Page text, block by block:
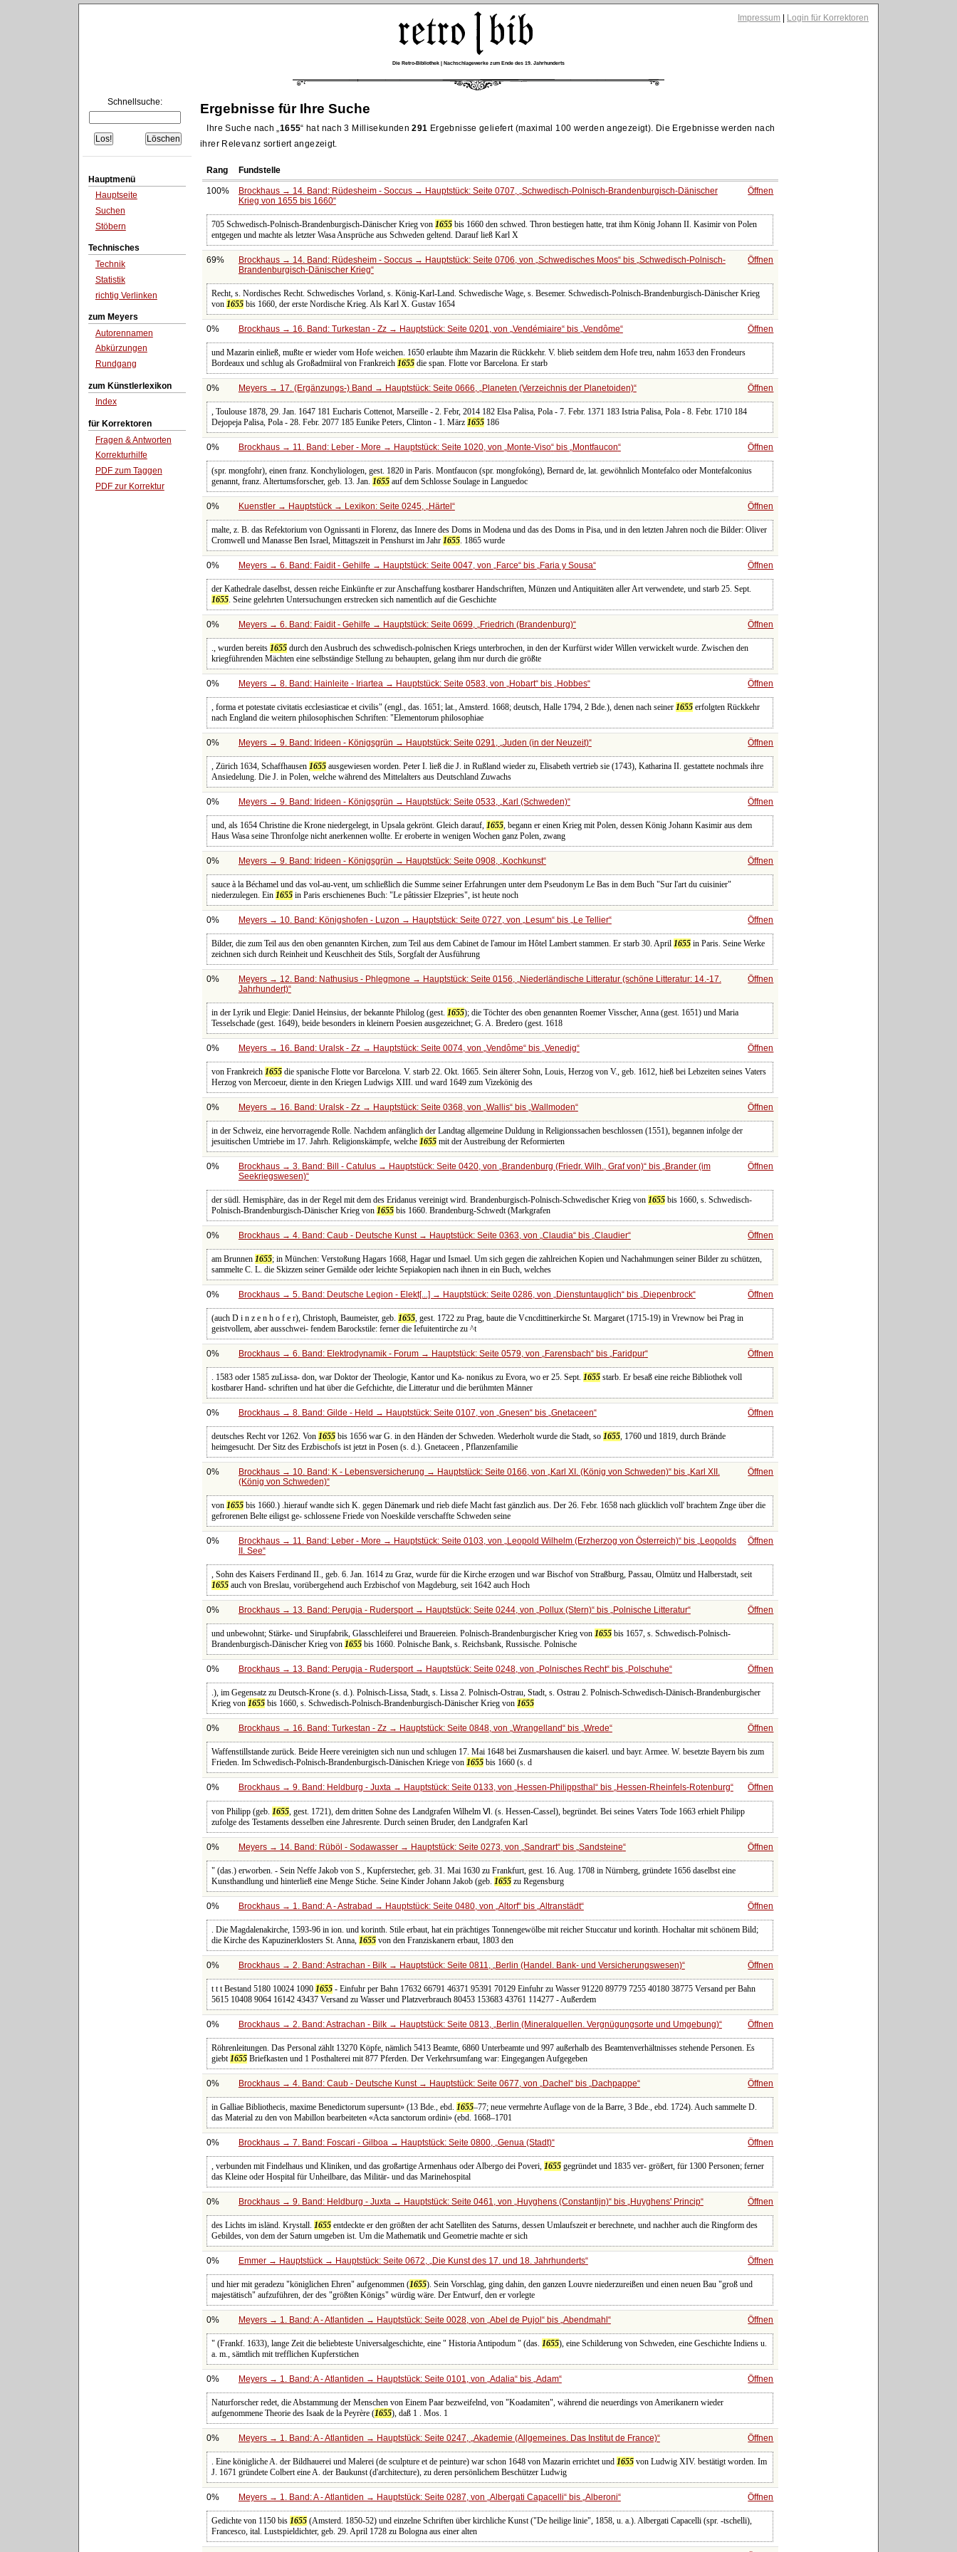
Impressum Login für Korrektoren
Die Retro-Bibliothek | Nachschlagewerke zum Ende des 19. Jahrhunderts
Schnellsuche:
Hauptmenü
Hauptseite
Suchen
Stöbern
Technisches
Technik
Statistik
richtig Verlinken
zum Meyers
Autorennamen
Abkürzungen
Rundgang
zum Künstlerlexikon
Index
für Korrektoren
Fragen & Antworten
Korrekturhilfe
PDF zum Taggen
PDF zur Korrektur
Ergebnisse für Ihre Suche
Ihre Suche nach 1655 hat nach 3 Millisekunden291 Ergebnisse geliefert (maximal 100 werden angezeigt). Die Ergebnisse werden nach
ihrer Relevanz sortiert angezeigt.
Rang Fundstelle
100% Brockhaus → 14. Band: Rüdesheim - Soccus → Hauptstück: Seite 0707, Schwedisch-Polnisch-Brandenburgisch-Dänischer
Krieg von 1655 bis 1660
Öffnen
705 Schwedisch-Polnisch-Brandenburgisch-Dänischer Krieg von1655 bis 1660 den schwed. Thron bestiegen hatte, trat ihm König Johann II. Kasimir von Polen
entgegen und machte als letzter Wasa Ansprüche aus Schweden geltend. Darauf ließ Karl X
69% Brockhaus → 14. Band: Rüdesheim - Soccus → Hauptstück: Seite 0706, von Schwedisches Moos bis Schwedisch-Polnisch-
Brandenburgisch-Dänischer Krieg
Öffnen
Recht, s. Nordisches Recht. Schwedisches Vorland, s. König-Karl-Land. Schwedische Wage, s. Besemer. Schwedisch-Polnisch-Brandenburgisch-Dänischer Krieg
von1655 bis 1660, der erste Nordische Krieg. Als Karl X. Gustav 1654
0% Brockhaus → 16. Band: Turkestan - Zz → Hauptstück: Seite 0201, von Vendémiaire bis Vendôme Öffnen
und Mazarin einließ, mußte er wieder vom Hofe weichen. 1650 erlaubte ihm Mazarin die Rückkehr. V. blieb seitdem dem Hofe treu, nahm 1653 den Frondeurs
Bordeaux und schlug als Großadmiiral von Frankreich1655 die span. Flotte vor Barcelona. Er starb
0% Meyers → 17. (Ergänzungs-) Band → Hauptstück: Seite 0666, Planeten (Verzeichnis der Planetoiden) Öffnen
, Toulouse 1878, 29. Jan. 1647 181 Eucharis Cottenot, Marseille - 2. Febr, 2014 182 Elsa Palisa, Pola - 7. Febr. 1371 183 Istria Palisa, Pola - 8. Febr. 1710 184
Dejopeja Palisa, Pola - 28. Febr. 2077 185 Eunike Peters, Clinton - 1. März1655 186
0% Brockhaus → 11. Band: Leber - More → Hauptstück: Seite 1020, von Monte-Viso bis Montfaucon Öffnen
(spr. mongfohr), einen franz. Konchyliologen, gest. 1820 in Paris. Montfaucon (spr. mongfokóng), Bernard de, lat. gewöhnlich Montefalco oder Montefalconius
genannt, franz. Altertumsforscher, geb. 13. Jan.1655 auf dem Schlosse Soulage in Languedoc
0% Kuenstler → Hauptstück → Lexikon: Seite 0245, Härtel Öffnen
malte, z. B. das Refektorium von Ognissanti in Florenz, das Innere des Doms in Modena und das des Doms in Pisa, und in den letzten Jahren noch die Bilder: Oliver
Cromwell und Manasse Ben Israel, Mittagszeit in Penshurst im Jahr1655. 1865 wurde
0% Meyers → 6. Band: Faidit - Gehilfe → Hauptstück: Seite 0047, von Farce bis Faria y Sousa Öffnen
der Kathedrale daselbst, dessen reiche Einkünfte er zur Anschaffung kostbarer Handschriften, Münzen und Antiquitäten aller Art verwendete, und starb 25. Sept.
1655. Seine gelehrten Untersuchungen erstrecken sich namentlich auf die Geschichte
0% Meyers → 6. Band: Faidit - Gehilfe → Hauptstück: Seite 0699, Friedrich (Brandenburg) Öffnen
., wurden bereits1655 durch den Ausbruch des schwedisch-polnischen Kriegs unterbrochen, in den der Kurfürst wider Willen verwickelt wurde. Zwischen den
kriegführenden Mächten eine selbständige Stellung zu behaupten, gelang ihm nur durch die größte
0% Meyers → 8. Band: Hainleite - Iriartea → Hauptstück: Seite 0583, von Hobart bis Hobbes Öffnen
, forma et potestate civitatis ecclesiasticae et civilis" (engl., das. 1651; lat., Amsterd. 1668; deutsch, Halle 1794, 2 Bde.), denen nach seiner1655 erfolgten Rückkehr
nach England die weitern philosophischen Schriften: "Elementorum philosophiae
0% Meyers → 9. Band: Irideen - Königsgrün → Hauptstück: Seite 0291, Juden (in der Neuzeit) Öffnen
, Zürich 1634, Schaffhausen1655 ausgewiesen worden. Peter I. ließ die J. in Rußland wieder zu, Elisabeth vertrieb sie (1743), Katharina II. gestattete nochmals ihre
Ansiedelung. Die J. in Polen, welche während des Mittelalters aus Deutschland Zuwachs
0% Meyers → 9. Band: Irideen - Königsgrün → Hauptstück: Seite 0533, Karl (Schweden) Öffnen
und, als 1654 Christine die Krone niedergelegt, in Upsala gekrönt. Gleich darauf,1655, begann er einen Krieg mit Polen, dessen König Johann Kasimir aus dem
Haus Wasa seine Thronfolge nicht anerkennen wollte. Er eroberte in wenigen Wochen ganz Polen, zwang
0% Meyers → 9. Band: Irideen - Königsgrün → Hauptstück: Seite 0908, Kochkunst Öffnen
sauce à la Béchamel und das vol-au-vent, um schließlich die Summe seiner Erfahrungen unter dem Pseudonym Le Bas in dem Buch "Sur l'art du cuisinier"
niederzulegen. Ein1655 in Paris erschienenes Buch: "Le pâtissier Elzepries", ist heute noch
0% Meyers → 10. Band: Königshofen - Luzon → Hauptstück: Seite 0727, von Lesum bis Le Tellier Öffnen
Bilder, die zum Teil aus den oben genannten Kirchen, zum Teil aus dem Cabinet de l'amour im Hôtel Lambert stammen. Er starb 30. April1655 in Paris. Seine Werke
zeichnen sich durch Reinheit und Keuschheit des Stils, Sorgfalt der Ausführung
0% Meyers → 12. Band: Nathusius - Phlegmone → Hauptstück: Seite 0156, Niederländische Litteratur (schöne Litteratur: 14.-17.
Jahrhundert)
Öffnen
in der Lyrik und Elegie: Daniel Heinsius, der bekannte Philolog (gest.1655); die Töchter des oben genannten Roemer Visscher, Anna (gest. 1651) und Maria
Tesselschade (gest. 1649), beide besonders in kleinern Poesien ausgezeichnet; G. A. Bredero (gest. 1618
0% Meyers → 16. Band: Uralsk - Zz → Hauptstück: Seite 0074, von Vendôme bis Venedig Öffnen
von Frankreich1655 die spanische Flotte vor Barcelona. V. starb 22. Okt. 1665. Sein älterer Sohn, Louis, Herzog von V., geb. 1612, hieß bei Lebzeiten seines Vaters
Herzog von Mercoeur, diente in den Kriegen Ludwigs XIII. und ward 1649 zum Vizekönig des
0% Meyers → 16. Band: Uralsk - Zz → Hauptstück: Seite 0368, von Wallis bis Wallmoden Öffnen
in der Schweiz, eine hervorragende Rolle. Nachdem anfänglich der Landtag allgemeine Duldung in Religionssachen beschlossen (1551), begannen infolge der
jesuitischen Umtriebe im 17. Jahrh. Religionskämpfe, welche1655 mit der Austreibung der Reformierten
0% Brockhaus → 3. Band: Bill - Catulus → Hauptstück: Seite 0420, von Brandenburg (Friedr. Wilh., Graf von) bis Brander (im
Seekriegswesen)
Öffnen
der südl. Hemisphäre, das in der Regel mit dem des Eridanus vereinigt wird. Brandenburgisch-Polnisch-Schwedischer Krieg von1655 bis 1660, s. Schwedisch-
Polnisch-Brandenburgisch-Dänischer Krieg von1655 bis 1660. Brandenburg-Schwedt (Markgrafen
0% Brockhaus → 4. Band: Caub - Deutsche Kunst → Hauptstück: Seite 0363, von Claudia bis Claudier Öffnen
am Brunnen1655; in München: Verstoßung Hagars 1668, Hagar und Ismael. Um sich gegen die zahlreichen Kopien und Nachahmungen seiner Bilder zu schützen,
sammelte C. L. die Skizzen seiner Gemälde oder leichte Sepiakopien nach ihnen in ein Buch, welches
0% Brockhaus → 5. Band: Deutsche Legion - Elekt[...] → Hauptstück: Seite 0286, von Dienstuntauglich bis Diepenbrock Öffnen
(auch D i n z e n h o f e r), Christoph, Baumeister, geb.1655, gest. 1722 zu Prag, baute die Vcncdittinerkirche St. Margaret (1715-19) in Vrewnow bei Prag in
geistvollem, aber ausschwei- fendem Barockstile: ferner die Iefuitentirche zu ^t
0% Brockhaus → 6. Band: Elektrodynamik - Forum → Hauptstück: Seite 0579, von Farensbach bis Faridpur Öffnen
. 1583 oder 1585 zuLissa- don, war Doktor der Theologie, Kantor und Ka- nonikus zu Evora, wo er 25. Sept.1655 starb. Er besaß eine reiche Bibliothek voll
kostbarer Hand- schriften und hat über die Gefchichte, die Litteratur und die berühmten Männer
0% Brockhaus → 8. Band: Gilde - Held → Hauptstück: Seite 0107, von Gnesen bis Gnetaceen Öffnen
deutsches Recht vor 1262. Von1655 bis 1656 war G. in den Händen der Schweden. Wiederholt wurde die Stadt, so1655, 1760 und 1819, durch Brände
heimgesucht. Der Sitz des Erzbischofs ist jetzt in Posen (s. d.). Gnetaceen , Pflanzenfamilie
0% Brockhaus → 10. Band: K - Lebensversicherung → Hauptstück: Seite 0166, von Karl XI. (König von Schweden) bis Karl XII.
(König von Schweden)
Öffnen
von1655 bis 1660.) .hierauf wandte sich K. gegen Dänemark und rieb diefe Macht fast gänzlich aus. Der 26. Febr. 1658 nach glücklich voll' brachtem Znge über die
gefrorenen Belte eiligst ge- schlossene Friede von Noeskilde verschaffte Schweden seine
0% Brockhaus → 11. Band: Leber - More → Hauptstück: Seite 0103, von Leopold Wilhelm (Erzherzog von Österreich) bis Leopolds
II. See
Öffnen
, Sohn des Kaisers Ferdinand II., geb. 6. Jan. 1614 zu Graz, wurde für die Kirche erzogen und war Bischof von Straßburg, Passau, Olmütz und Halberstadt, seit
1655 auch von Breslau, vorübergehend auch Erzbischof von Magdeburg, seit 1642 auch Hoch
0% Brockhaus → 13. Band: Perugia - Rudersport → Hauptstück: Seite 0244, von Pollux (Stern) bis Polnische Litteratur Öffnen
und unbewohnt; Stärke- und Sirupfabrik, Glasschleiferei und Brauereien. Polnisch-Brandenburgischer Krieg von1655 bis 1657, s. Schwedisch-Polnisch-
Brandenburgisch-Dänischer Krieg von1655 bis 1660. Polnische Bank, s. Reichsbank, Russische. Polnische
0% Brockhaus → 13. Band: Perugia - Rudersport → Hauptstück: Seite 0248, von Polnisches Recht bis Polschuhe Öffnen
.), im Gegensatz zu Deutsch-Krone (s. d.). Polnisch-Lissa, Stadt, s. Lissa 2. Polnisch-Ostrau, Stadt, s. Ostrau 2. Polnisch-Schwedisch-Dänisch-Brandenburgischer
Krieg von1655 bis 1660, s. Schwedisch-Polnisch-Brandenburgisch-Dänischer Krieg von1655
0% Brockhaus → 16. Band: Turkestan - Zz → Hauptstück: Seite 0848, von Wrangelland bis Wrede Öffnen
Waffenstillstande zurück. Beide Heere vereinigten sich nun und schlugen 17. Mai 1648 bei Zusmarshausen die kaiserl. und bayr. Armee. W. besetzte Bayern bis zum
Frieden. Im Schwedisch-Polnisch-Brandenburgisch-Dänischen Kriege von1655 bis 1660 (s. d
0% Brockhaus → 9. Band: Heldburg - Juxta → Hauptstück: Seite 0133, von Hessen-Philippsthal bis Hessen-Rheinfels-Rotenburg Öffnen
von Philipp (geb.1655, gest. 1721), dem dritten Sohne des Landgrafen Wilhelm Ⅵ. (s. Hessen-Cassel), begründet. Bei seines Vaters Tode 1663 erhielt Philipp
zufolge des Testaments desselben eine Jahresrente. Durch seinen Bruder, den Landgrafen Karl
0% Meyers → 14. Band: Rüböl - Sodawasser → Hauptstück: Seite 0273, von Sandrart bis Sandsteine Öffnen
" (das.) erworben. - Sein Neffe Jakob von S., Kupferstecher, geb. 31. Mai 1630 zu Frankfurt, gest. 16. Aug. 1708 in Nürnberg, gründete 1656 daselbst eine
Kunsthandlung und hinterließ eine Menge Stiche. Seine Kinder Johann Jakob (geb.1655 zu Regensburg
0% Brockhaus → 1. Band: A - Astrabad → Hauptstück: Seite 0480, von Altorf bis Altranstädt Öffnen
. Die Magdalenakirche, 1593-96 in ion. und korinth. Stile erbaut, hat ein prächtiges Tonnengewölbe mit reicher Stuccatur und korinth. Hochaltar mit schönem Bild;
die Kirche des Kapuzinerklosters St. Anna,1655 von den Franziskanern erbaut, 1803 den
0% Brockhaus → 2. Band: Astrachan - Bilk → Hauptstück: Seite 0811, Berlin (Handel. Bank- und Versicherungswesen) Öffnen
t t t Bestand 5180 10024 10901655 - Einfuhr per Bahn 17632 66791 46371 95391 70129 Einfuhr zu Wasser 91220 89779 7255 40180 38775 Versand per Bahn
5615 10408 9064 16142 43437 Versand zu Wasser und Platzverbrauch 80453 153683 43761 114277 - Außerdem
0% Brockhaus → 2. Band: Astrachan - Bilk → Hauptstück: Seite 0813, Berlin (Mineralquellen. Vergnügungsorte und Umgebung) Öffnen
Röhrenleitungen. Das Personal zählt 13270 Köpfe, nämlich 5413 Beamte, 6860 Unterbeamte und 997 außerhalb des Beamtenverhältnisses stehende Personen. Es
giebt1655 Briefkasten und 1 Posthalterei mit 877 Pferden. Der Verkehrsumfang war: Eingegangen Aufgegeben
0% Brockhaus → 4. Band: Caub - Deutsche Kunst → Hauptstück: Seite 0677, von Dachel bis Dachpappe Öffnen
in Galliae Bibliothecis, maxime Benedictorum supersunt» (13 Bde., ebd.1655–77; neue vermehrte Auflage von de la Barre, 3 Bde., ebd. 1724). Auch sammelte D.
das Material zu den von Mabillon bearbeiteten «Acta sanctorum ordini» (ebd. 1668–1701
0% Brockhaus → 7. Band: Foscari - Gilboa → Hauptstück: Seite 0800, Genua (Stadt) Öffnen
, verbunden mit Findelhaus und Kliniken, und das großartige Armenhaus oder Albergo dei Poveri,1655 gegründet und 1835 ver- größert, für 1300 Personen; ferner
das Kleine oder Hospital für Unheilbare, das Militär- und das Marinehospital
0% Brockhaus → 9. Band: Heldburg - Juxta → Hauptstück: Seite 0461, von Huyghens (Constantijn) bis Huyghens' Princip Öffnen
des Lichts im isländ. Krystall.1655 entdeckte er den größten der acht Satelliten des Saturns, dessen Umlaufszeit er berechnete, und nachher auch die Ringform des
Gebildes, von dem der Saturn umgeben ist. Um die Mathematik und Geometrie machte er sich
0% Emmer → Hauptstück → Hauptstück: Seite 0672, Die Kunst des 17. und 18. Jahrhunderts Öffnen
und hier mit geradezu "königlichen Ehren" aufgenommen (1655). Sein Vorschlag, ging dahin, den ganzen Louvre niederzureißen und einen neuen Bau "groß und
majestätisch" aufzuführen, der des "größten Königs" würdig wäre. Der Entwurf, den er vorlegte
0% Meyers → 1. Band: A - Atlantiden → Hauptstück: Seite 0028, von Abel de Pujol bis Abendmahl Öffnen
" (Frankf. 1633), lange Zeit die beliebteste Universalgeschichte, eine " Historia Antipodum " (das.1655), eine Schilderung von Schweden, eine Geschichte Indiens u.
a. m., sämtlich mit trefflichen Kupferstichen
0% Meyers → 1. Band: A - Atlantiden → Hauptstück: Seite 0101, von Adalia bis Adam Öffnen
Naturforscher redet, die Abstammung der Menschen von Einem Paar bezweifelnd, von "Koadamiten", während die neuerdings von Amerikanern wieder
aufgenommene Theorie des Isaak de la Peyrère (1655), daß 1 . Mos. 1
0% Meyers → 1. Band: A - Atlantiden → Hauptstück: Seite 0247, Akademie (Allgemeines. Das Institut de France) Öffnen
. Eine königliche A. der Bildhauerei und Malerei (de sculpture et de peinture) war schon 1648 von Mazarin errichtet und1655 von Ludwig XIV. bestätigt worden. Im
J. 1671 gründete Colbert eine A. der Baukunst (d'architecture), zu deren persönlichem Beschützer Ludwig
0% Meyers → 1. Band: A - Atlantiden → Hauptstück: Seite 0287, von Albergati Capacelli bis Alberoni Öffnen
Gedichte von 1150 bis1655 (Amsterd. 1850-52) und einzelne Schriften über kirchliche Kunst ("De heilige linie", 1858, u. a.). Albergati Capacelli (spr. -tschelli),
Francesco, ital. Lustspieldichter, geb. 29. April 1728 zu Bologna aus einer alten